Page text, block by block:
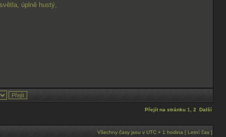
úplně hustý,
Přejít na stránku 1 2 Další
Všechny časy jsou v UTC + 1 hodina [ Letní čas ]